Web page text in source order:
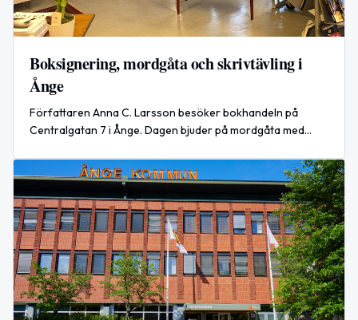
Boksignering, mordgåta och skrivtävling i
Ånge
Författaren Anna C. Larsson besöker bokhandeln på
Centralgatan 7 i Ånge. Dagen bjuder på mordgåta med